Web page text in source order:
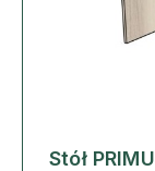
Stół